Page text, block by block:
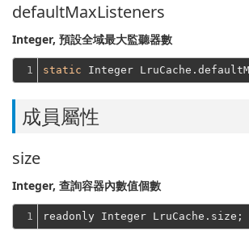
defaultMaxListeners
Integer, 預設全域最大監聽器數
1 static
成員屬性
size
Integer, 查詢容器內數值個數
1